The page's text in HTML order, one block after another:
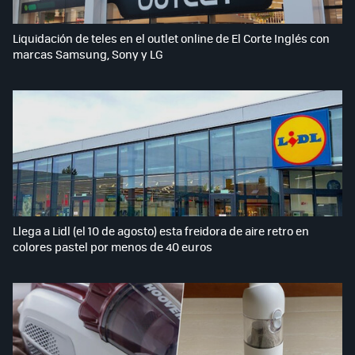
Liquidación de teles en el outlet online de El Corte Inglés con
marcas Samsung, Sony y LG
Llega a Lidl (el 10 de agosto) esta freidora de aire retro en
colores pastel por menos de 40 euros